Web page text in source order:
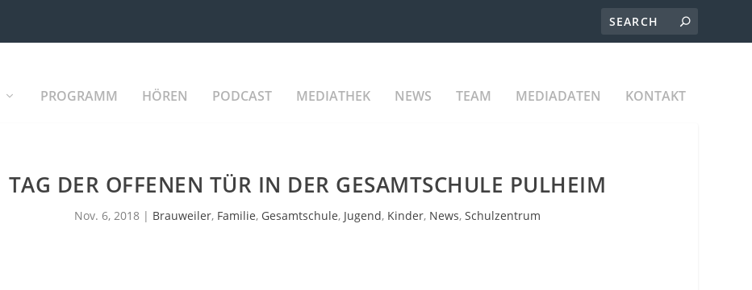
PROGRAMM HÖREN PODCAST MEDIATHEK NEWS TEAM MEDIADATEN KONTAKT
TAG DER OFFENEN TÜR IN DER GESAMTSCHULE PULHEIM
Nov. 6, 2018| Brauweiler, Familie, Gesamtschule, Jugend, Kinder, News, Schulzentrum